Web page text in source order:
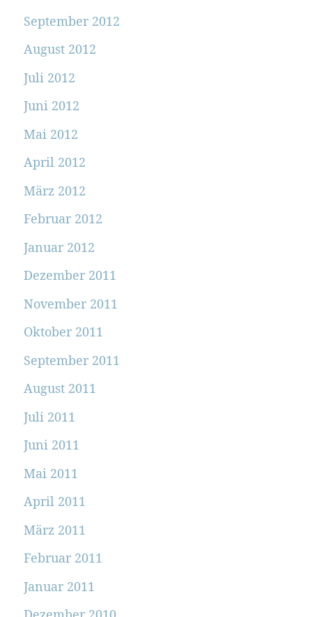
September 2012
August 2012
Juli 2012
Juni 2012
Mai 2012
April 2012
März 2012
Februar 2012
Januar 2012
Dezember 2011
November 2011
Oktober 2011
September 2011
August 2011
Juli 2011
Juni 2011
Mai 2011
April 2011
März 2011
Februar 2011
Januar 2011